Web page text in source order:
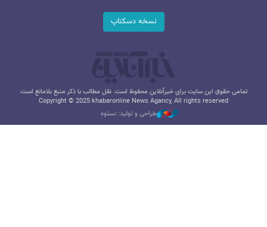
نسخه دسکتاپ
تمامی حقوق این سایت برای خبرآنلاین محفوظ است. نقل مطالب با ذکر منبع بلامانع است.
Copyright © 2025 khabaronline News Agancy, All rights reserved
طراحی و تولید: نستوه